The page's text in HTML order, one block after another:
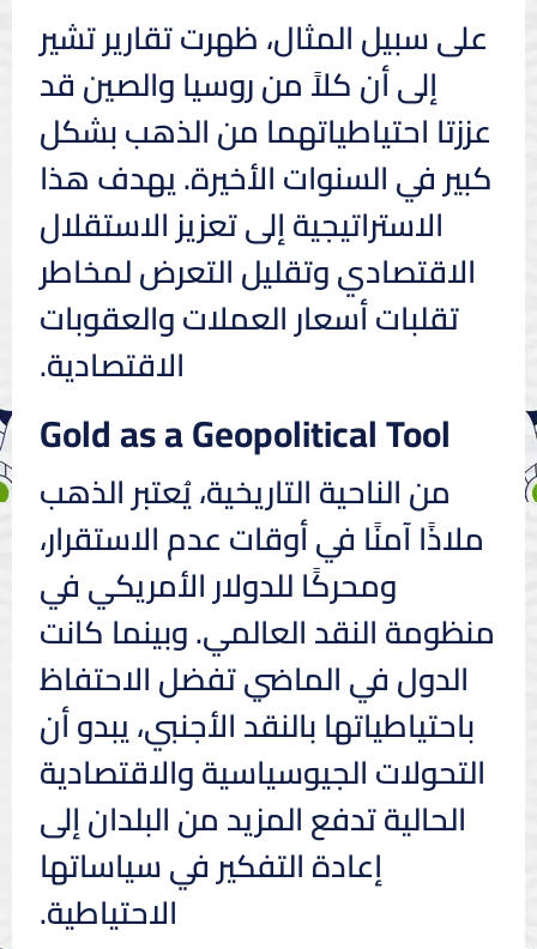
على سبيل المثال، ظهرت تقارير تشير
إلى أن كلاً من روسيا والصين قد
عززتا احتياطياتهما من الذهب بشكل
كبير في السنوات الأخيرة. يهدف هذا
الاستراتيجية إلى تعزيز الاستقلال
الاقتصادي وتقليل التعرض لمخاطر
تقلبات أسعار العملات والعقوبات
الاقتصادية.
Gold as a Geopolitical Tool
من الناحية التاريخية، يُعتبر الذهب
ملاذًا آمنًا في أوقات عدم الاستقرار،
ومحركًا للدولار الأمريكي في
منظومة النقد العالمي. وبينما كانت
الدول في الماضي تفضل الاحتفاظ
باحتياطياتها بالنقد الأجنبي، يبدو أن
التحولات الجيوسياسية والاقتصادية
الحالية تدفع المزيد من البلدان إلى
إعادة التفكير في سياساتها
الاحتياطية.